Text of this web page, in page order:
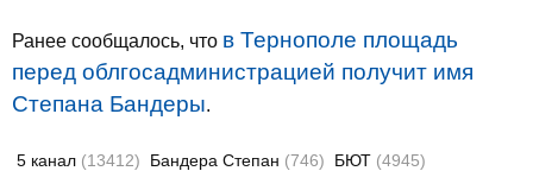
Ранее сообщалось, что в Тернополе площадь
перед облгосадминистрацией получит имя
Степана Бандеры.
5 канал (13412) Бандера Степан (746) БЮТ (4945)